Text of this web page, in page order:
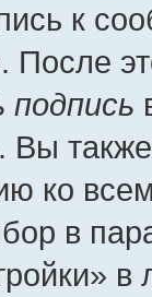
к
После
Вы
ко
в